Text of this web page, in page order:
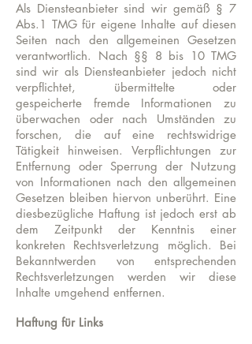
Als Diensteanbieter sind wir gemäß § 7
Abs.1 TMG für eigene Inhalte auf diesen
Seiten nach den allgemeinen Gesetzen
verantwortlich. Nach §§ 8 bis 10 TMG
sind wir als Diensteanbieter jedoch nicht
verpflichtet, übermittelte oder
gespeicherte fremde Informationen zu
überwachen oder nach Umständen zu
forschen, die auf eine rechtswidrige
Tätigkeit hinweisen. Verpflichtungen zur
Entfernung oder Sperrung der Nutzung
von Informationen nach den allgemeinen
Gesetzen bleiben hiervon unberührt. Eine
diesbezügliche Haftung ist jedoch erst ab
dem Zeitpunkt der Kenntnis einer
konkreten Rechtsverletzung möglich. Bei
Bekanntwerden von entsprechenden
Rechtsverletzungen werden wir diese
Inhalte umgehend entfernen.
Haftung für Links